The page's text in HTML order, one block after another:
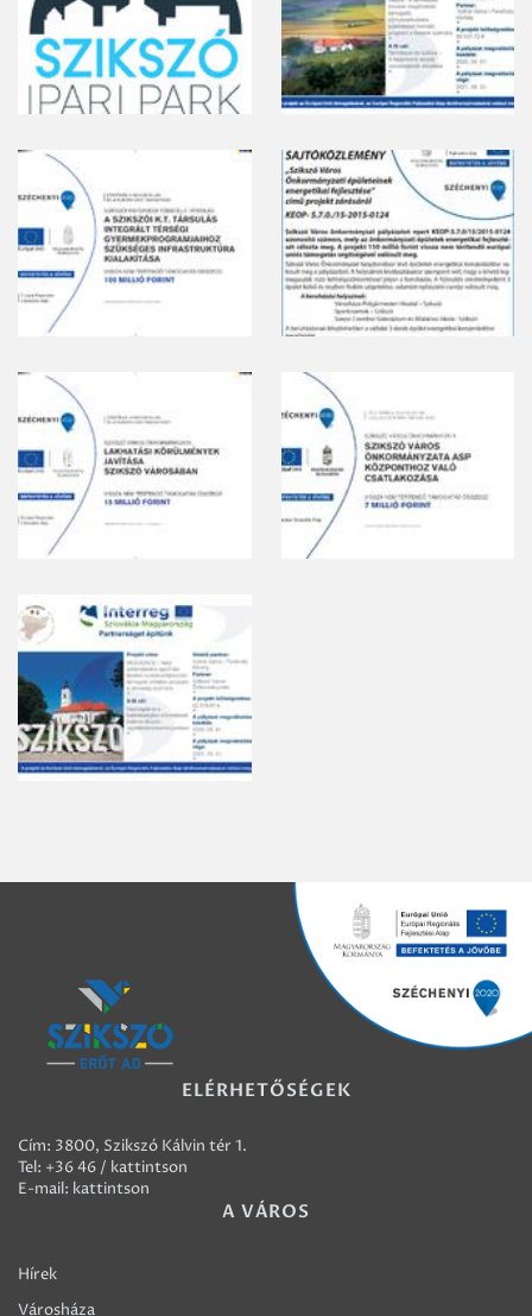
ELÉRHETŐSÉGEK
Cím: 3800, Szikszó Kálvin tér 1.
Tel: +36 46 / kattintson
E-mail: kattintson
A VÁROS
Hírek
Városháza